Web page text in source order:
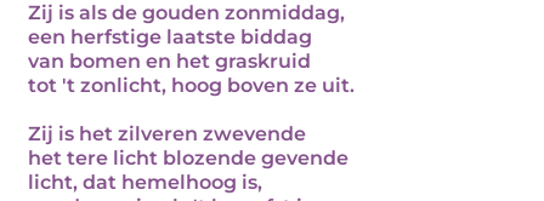
Zij is als de gouden zonmiddag,
een herfstige laatste biddag
van bomen en het graskruid
tot 't zonlicht, hoog boven ze uit.
Zij is het zilveren zwevende
het tere licht blozende gevende
licht, dat hemelhoog is,